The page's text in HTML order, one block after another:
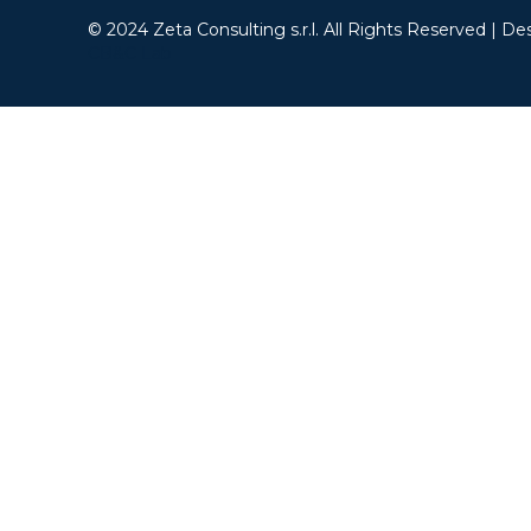
© 2024 Zeta Consulting s.r.l. All Rights Reserved |